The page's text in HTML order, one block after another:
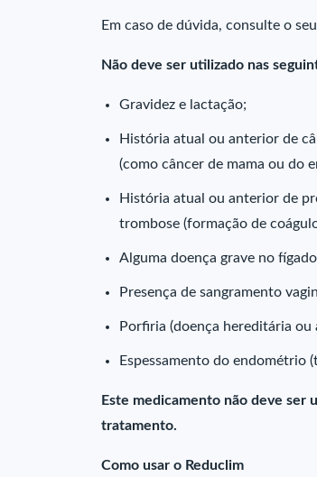
Em caso de dúvida, consulte o
Não deve ser utilizado nas
Gravidez e lactação;
História atual ou anterior de
(como câncer de mama ou do
História atual ou anterior de
trombose (formação de
Alguma doença grave no
Presença de sangramento
Porfiria (doença hereditária ou
Espessamento do endométrio
Este medicamento não deve ser
tratamento.
Como usar o Reduclim